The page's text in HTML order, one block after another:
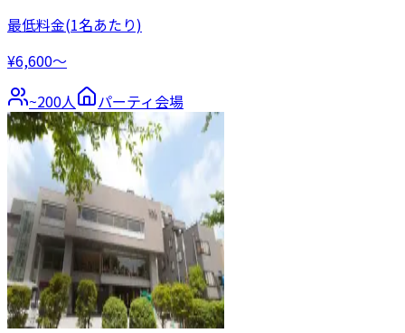
最低料金(1名あたり)
¥6,600〜
~200人 パーティ会場